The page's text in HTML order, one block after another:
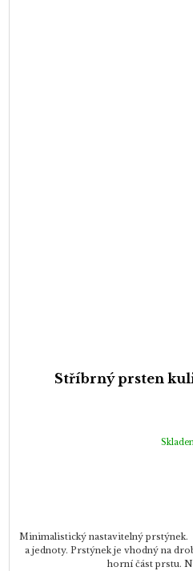
Stříbrný prsten
Minimalistický nastavitelný
a jednoty. Prstýnek je vhodný na
horní část prstu.